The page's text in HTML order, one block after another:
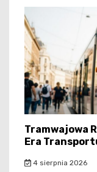
Tramwajowa
Era
4 sierpnia 2026